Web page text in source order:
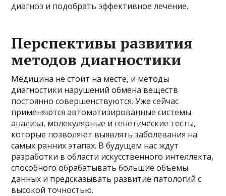
диагноз и подобрать эффективное лечение.
Перспективы развития
методов диагностики
Медицина не стоит на месте, и методы
диагностики нарушений обмена веществ
постоянно совершенствуются. Уже сейчас
применяются автоматизированные системы
анализа, молекулярные и генетические тесты,
которые позволяют выявлять заболевания на
самых ранних этапах. В будущем нас ждут
разработки в области искусственного интеллекта,
способного обрабатывать большие объемы
данных и предсказывать развитие патологий с
высокой точностью.